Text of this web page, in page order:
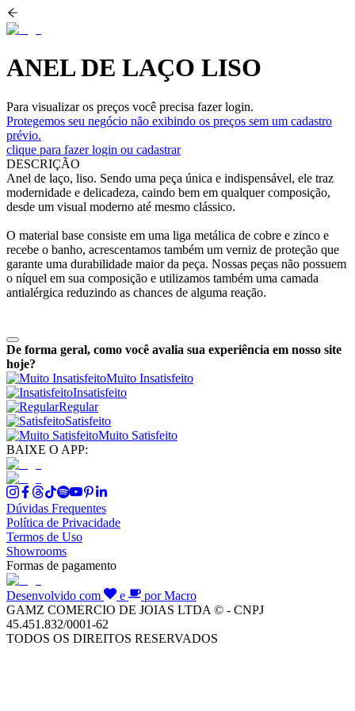
ANEL DE LAÇO LISO
Para visualizar os preços você precisa fazer login.
Protegemos seu negócio não exibindo os preços sem um cadastro
prévio.
clique para fazer login ou cadastrar
DESCRIÇÃO
Anel de laço, liso. Sendo uma peça única e indispensável, ele traz
modernidade e delicadeza, caindo bem em qualquer composição,
desde um visual moderno até mesmo clássico.
O material base consiste em uma liga metálica de cobre e zinco e
recebe o banho, acrescentamos também um verniz de proteção que
garante uma durabilidade maior da peça. Nossas peças não possuem
o níquel em sua composição e utilizamos também uma camada
antialérgica reduzindo as chances de alguma reação.
De forma geral, como você avalia sua experiência em nosso site
hoje?
Muito Insatisfeito
Insatisfeito
Regular
Satisfeito
Muito Satisfeito
BAIXE O APP:
Dúvidas Frequentes
Política de Privacidade
Termos de Uso
Showrooms
Formas de pagamento
Desenvolvido com e
por Macro
GAMZ COMERCIO DE JOIAS LTDA © - CNPJ
45.451.832/0001-62
TODOS OS DIREITOS RESERVADOS